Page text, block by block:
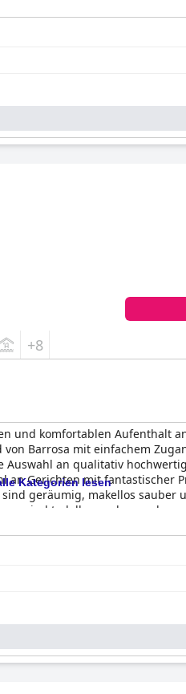
+8
und komfortablen Aufenthalt
Barrosa mit einfachem
an qualitativ
Gerichten mit fantastischer
geräumig, makellos
sind tadellos sauber und
Die Spa-Einrichtungen sind
einem atemberaubenden
Kinder. Die Betten sind eine
Kategorien lesen